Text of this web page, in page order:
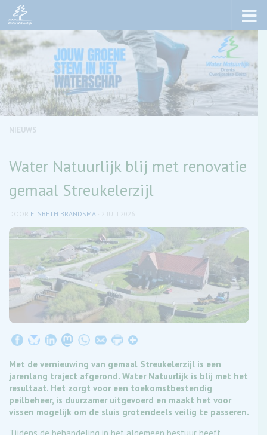
Skip to content
NIEUWS
Water Natuurlijk blij met renovatie
gemaal Streukelerzijl
DOOR ELSBETH BRANDSMA 2 JULI 2026
Met de vernieuwing van gemaal Streukelerzijl is een
jarenlang traject afgerond. Water Natuurlijk is blij met het
resultaat. Het zorgt voor een toekomstbestendig
peilbeheer, is duurzamer uitgevoerd en maakt het voor
vissen mogelijk om de sluis grotendeels veilig te passeren.